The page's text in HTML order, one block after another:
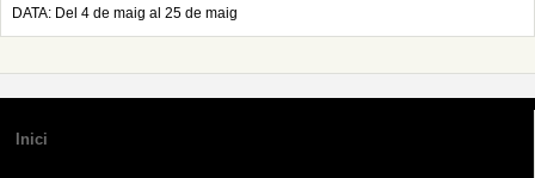
DATA: Del 4 de maig al 25 de maig
Inici